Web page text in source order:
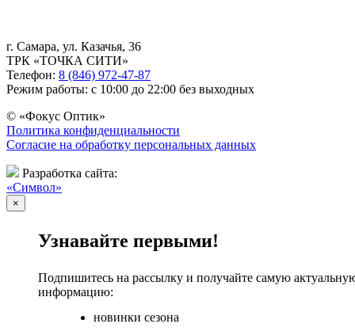
г. Самара, ул. Казачья, 36
ТРК «ТОЧКА СИТИ»
Телефон: 8 (846) 972-47-87
Режим работы: с 10:00 до 22:00 без выходных
© «Фокус Оптик»
Политика конфиденциальности
Согласие на обработку персональных данных
Разработка сайта:
«Символ»
×
Узнавайте первыми!
Подпишитесь на рассылку и получайте самую
информацию:
новинки сезона